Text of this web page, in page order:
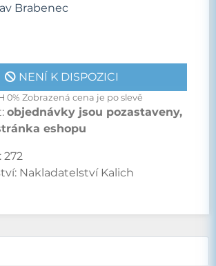
Brabenec
NENÍ K DISPOZICI
0% Zobrazená cena je po slevě
objednávky jsou pozastaveny,
eshopu
272
Nakladatelství Kalich